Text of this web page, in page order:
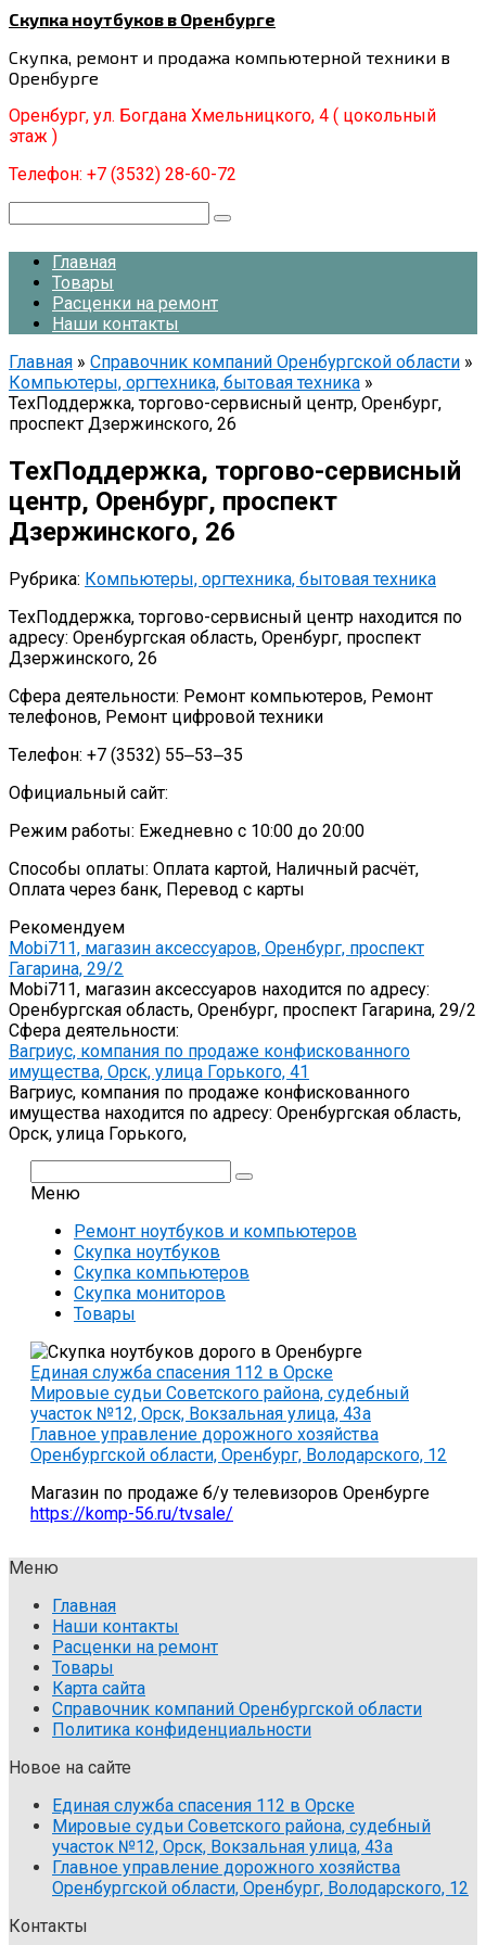
Перейти
контенту
Скупка ноутбуков в Оренбурге
Скупка, ремонт и продажа компьютерной техники в
Оренбурге
Оренбург, ул. Богдана Хмельницкого, 4 ( цокольный
этаж )
Телефон: +7 (3532) 28-60-72
Главная
Товары
Расценки на ремонт
Наши контакты
Главная » Справочник компаний Оренбургской области »
Компьютеры, оргтехника, бытовая техника »
ТехПоддержка, торгово-сервисный центр, Оренбург,
проспект Дзержинского, 26
ТехПоддержка, торгово-сервисный
центр, Оренбург, проспект
Дзержинского, 26
Рубрика: Компьютеры, оргтехника, бытовая техника
ТехПоддержка, торгово-сервисный центр находится по
адресу: Оренбургская область, Оренбург, проспект
Дзержинского, 26
Сфера деятельности: Ремонт компьютеров, Ремонт
телефонов, Ремонт цифровой техники
Телефон: +7 (3532) 55‒53‒35
Официальный сайт:
Режим работы: Ежедневно с 10:00 до 20:00
Способы оплаты: Оплата картой, Наличный расчёт,
Оплата через банк, Перевод с карты
Рекомендуем
Mobi711, магазин аксессуаров, Оренбург, проспект
Гагарина, 29/2
Mobi711, магазин аксессуаров находится по адресу:
Оренбургская область, Оренбург, проспект Гагарина, 29/2
Сфера деятельности:
Вагриус, компания по продаже конфискованного
имущества, Орск, улица Горького, 41
Вагриус, компания по продаже конфискованного
имущества находится по адресу: Оренбургская область,
Орск, улица Горького,
Меню
Ремонт ноутбуков и компьютеров
Скупка ноутбуков
Скупка компьютеров
Скупка мониторов
Товары
Единая служба спасения 112 в Орске
Мировые судьи Советского района, судебный
участок №12, Орск, Вокзальная улица, 43а
Главное управление дорожного хозяйства
Оренбургской области, Оренбург, Володарского, 12
Магазин по продаже б/у телевизоров Оренбурге
https://komp-56.ru/tvsale/
Меню
Главная
Наши контакты
Расценки на ремонт
Товары
Карта сайта
Справочник компаний Оренбургской области
Политика конфиденциальности
Новое на сайте
Единая служба спасения 112 в Орске
Мировые судьи Советского района, судебный
участок №12, Орск, Вокзальная улица, 43а
Главное управление дорожного хозяйства
Оренбургской области, Оренбург, Володарского, 12
Контакты